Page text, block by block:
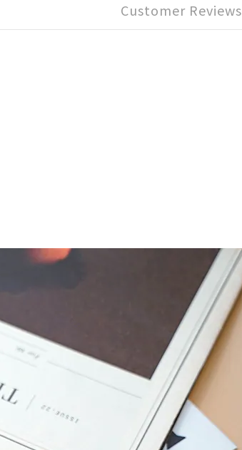
Customer Reviews